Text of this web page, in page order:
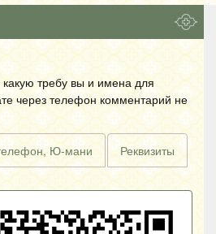
требу вы и имена для
через телефон комментарий не
Ю-мани Реквизиты